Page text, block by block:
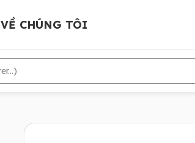
VỀ CHÚNG TÔI